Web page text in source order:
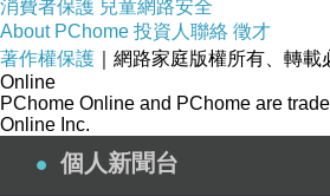
但也不能對不起政府，要妳來
我之前是一名老師，最遵守
居服就是奴隸⋯
消費者保護 兒童網路安全
About PChome 投資人聯絡 徵才
著作權保護 ｜網路家庭版權所有、轉載
Online
PChome Online and PChome are
Online Inc.
個人新聞台